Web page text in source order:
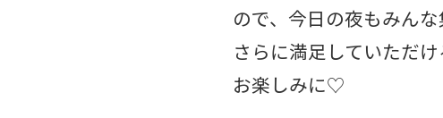
ので、今日の夜もみん
さらに満足していただ
お楽しみに♡